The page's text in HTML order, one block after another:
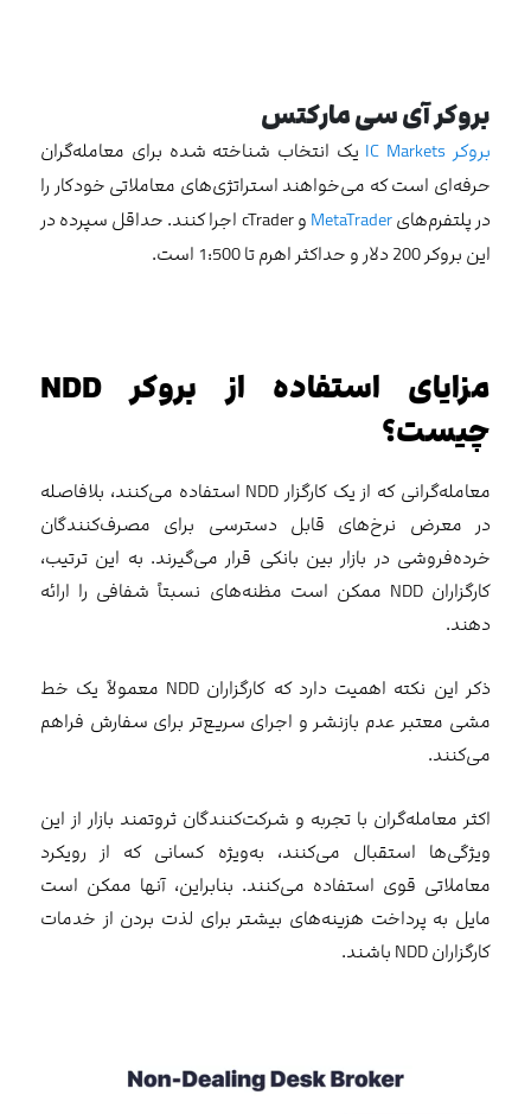
بروکر آی سی مارکتس
بروکر IC Markets
یک انتخاب شناخته شده برای معامله‌گران
حرفه‌ای است که می‌خواهند استراتژی‌های معاملاتی خودکار را
در پلتفرم‌هایMetaTrader
و cTrader اجرا کنند. حداقل سپرده در
این بروکر 200 دلار و حداکثر اهرم تا 1:500 است.
مزایای استفاده از بروکر NDD
چیست؟
معامله‌گرانی که از یک کارگزار NDD استفاده می‌کنند، بلافاصله
در معرض نرخ‌های قابل دسترسی برای مصرف‌کنندگان
خرده‌فروشی در بازار بین بانکی قرار می‌گیرند. به این ترتیب،
کارگزاران NDD ممکن است مظنه‌های نسبتاً شفافی را ارائه
دهند.
ذکر این نکته اهمیت دارد که کارگزاران NDD معمولاً یک خط
مشی معتبر عدم بازنشر و اجرای سریع‌تر برای سفارش فراهم
می‌کنند.
اکثر معامله‌گران با تجربه و شرکت‌کنندگان ثروتمند بازار از این
ویژگی‌ها استقبال می‌کنند، به‌ویژه کسانی که از رویکرد
معاملاتی قوی استفاده می‌کنند. بنابراین، آنها ممکن است
مایل به پرداخت هزینه‌های بیشتر برای لذت بردن از خدمات
کارگزاران NDD باشند.